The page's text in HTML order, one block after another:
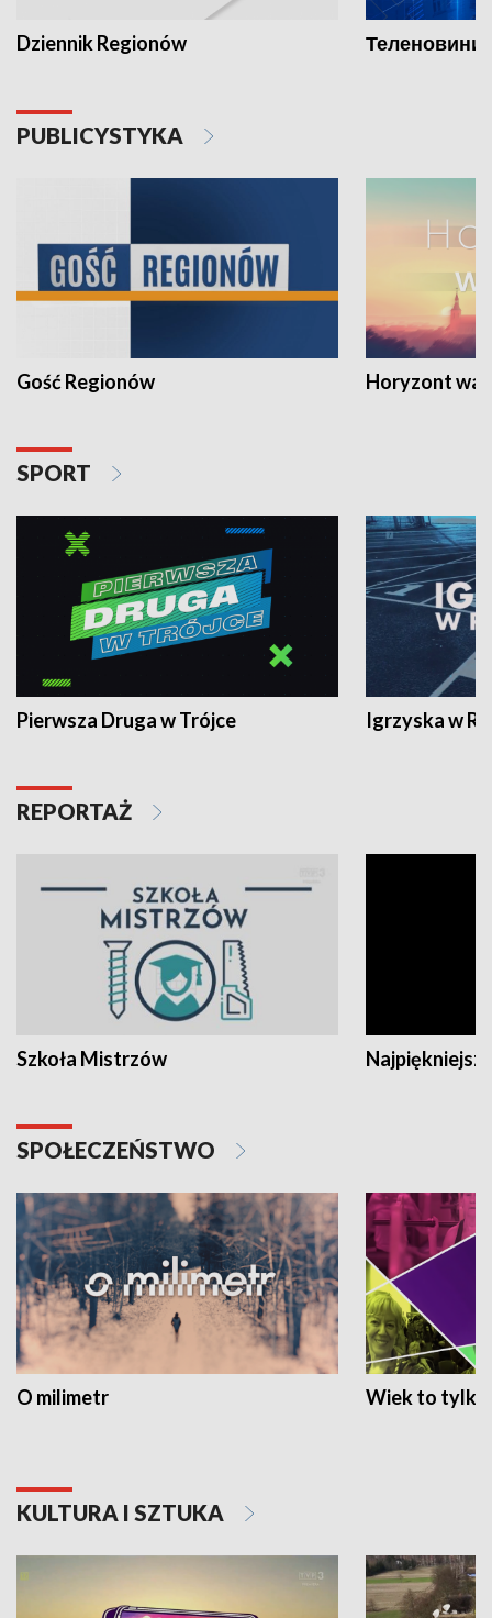
Dziennik Regionów Теленовини
PUBLICYSTYKA
Gość Regionów Horyzont
SPORT
Pierwsza Druga w Trójce Igrzyska w
REPORTAŻ
Szkoła Mistrzów
SPOŁECZEŃSTWO
O milimetr Wiek to tylko
KULTURA I SZTUKA